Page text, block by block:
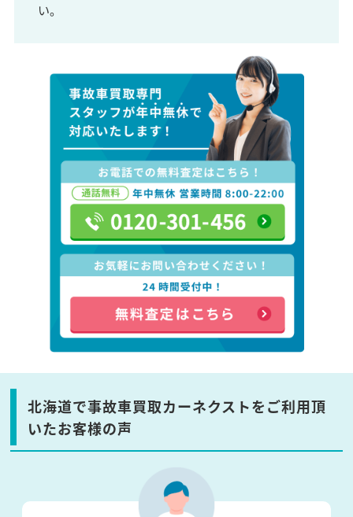
い。
北海道で事故車買取カーネクストをご利用頂
いたお客様の声